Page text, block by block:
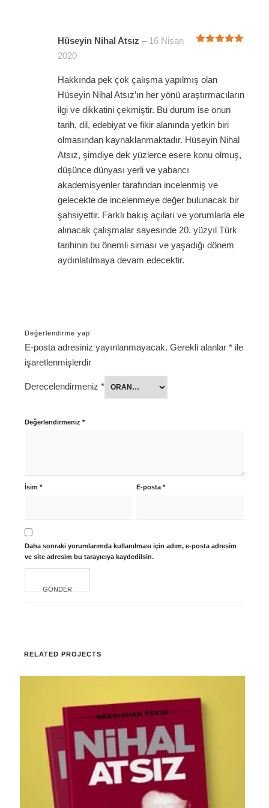
Hüseyin Nihal Atsız – 16 Nisan
2020
Hakkında pek çok çalışma yapılmış olan
Hüseyin Nihal Atsız’ın her yönü araştırmacıların
ilgi ve dikkatini çekmiştir. Bu durum ise onun
tarih, dil, edebiyat ve fikir alanında yetkin biri
olmasından kaynaklanmaktadır. Hüseyin Nihal
Atsız, şimdiye dek yüzlerce esere konu olmuş,
düşünce dünyası yerli ve yabancı
akademisyenler tarafından incelenmiş ve
gelecekte de incelenmeye değer bulunacak bir
şahsiyettir. Farklı bakış açıları ve yorumlarla ele
alınacak çalışmalar sayesinde 20. yüzyıl Türk
tarihinin bu önemli siması ve yaşadığı dönem
aydınlatılmaya devam edecektir.
Değerlendirme yap
E-posta adresiniz yayınlanmayacak. Gerekli alanlar * ile
işaretlenmişlerdir
Derecelendirmeniz *
Değerlendirmeniz *
İsim * E-posta*
Daha sonraki yorumlarımda kullanılması için adım, e-posta adresim
ve site adresim bu tarayıcıya kaydedilsin.
RELATED PROJECTS